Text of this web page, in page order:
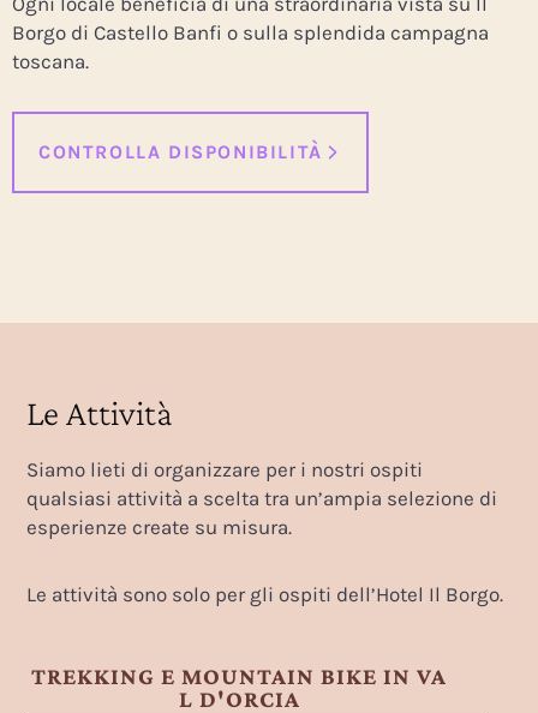
Borgo di Castello Banfi o sulla splendida campagna
toscana.
CONTROLLA DISPONIBILITÀ
Le Attività
Siamo lieti di organizzare per i nostri ospiti
qualsiasi attività a scelta tra un’ampia selezione di
esperienze create su misura.
Le attività sono solo per gli ospiti dell’Hotel Il Borgo.
TREKKING E MOUNTAIN BIKE IN VA
L D'ORCIA